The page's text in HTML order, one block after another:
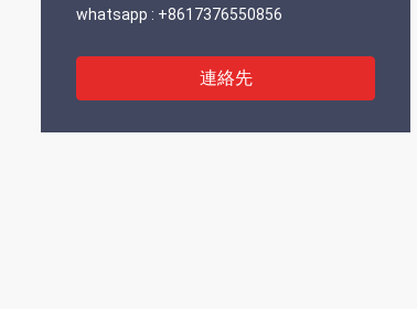
whatsapp : +8617376550856
連絡先